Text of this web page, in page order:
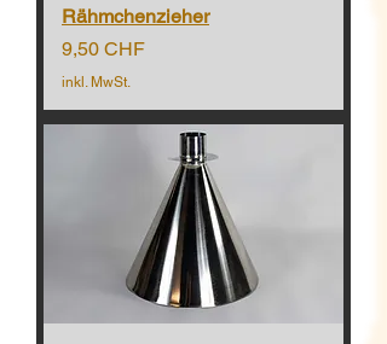
Rähmchenzieher
Preis
9,50 CHF
inkl. MwSt.